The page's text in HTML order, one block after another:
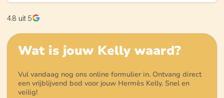
4.8 uit 5
Wat is jouw Kellywaard?
Vul vandaag nog ons online formulier in. Ontvang direct
een vrijblijvend bod voor jouw Hermès Kelly. Snel en
veilig!